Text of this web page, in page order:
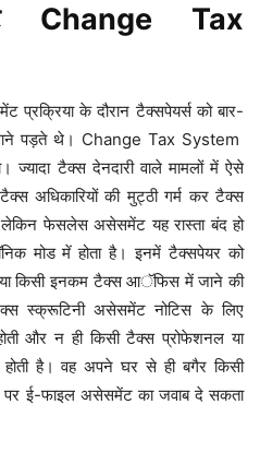
Change Tax
प्रक्रिया के दौरान टैक्सपेयर्स को बार-
पड़ते थे। Change Tax System
ज्यादा टैक्स देनदारी वाले मामलों में ऐसे
अधिकारियों की मुट्ठी गर्म कर टैक्स
फेसलेस असेसमेंट यह रास्ता बंद हो
मोड में होता है। इनमें टैक्सपेयर को
किसी इनकम टैक्स आॅफिस में जाने की
स्क्रूटिनी असेसमेंट नोटिस के लिए
और न ही किसी टैक्स प्रोफेशनल या
है। वह अपने घर से ही बगैर किसी
पर ई-फाइल असेसमेंट का जवाब दे सकता